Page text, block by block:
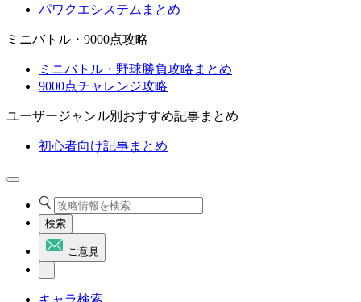
パワクエシステムまとめ
ミニバトル・9000点攻略
ミニバトル・野球勝負攻略まとめ
9000点チャレンジ攻略
ユーザージャンル別おすすめ記事まとめ
初心者向け記事まとめ
検索
ご意見
キャラ検索